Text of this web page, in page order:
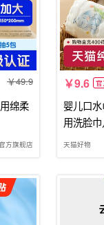
49.9
绵柔
方旗舰店
9.6
婴儿口
用洗脸
天猫好物